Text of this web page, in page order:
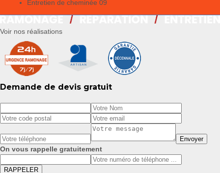
Entretien de cheminée 09
Voir nos réalisations
Demande de devis gratuit
On vous rappelle gratuitement